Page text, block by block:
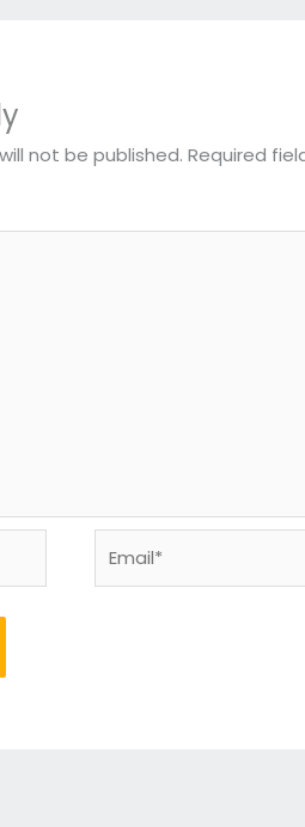
not be published. Required